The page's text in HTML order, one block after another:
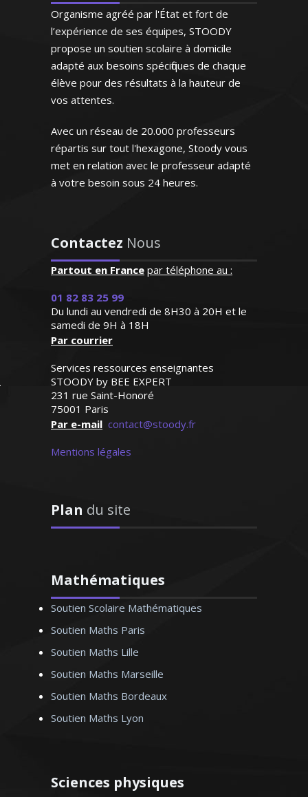
excellemment ses cours.
Bref un modèle"
Monsieur H.E (Marseille,
étudiant au supérieur)
"Le professeur STOODY a
su booster la confiance à
notre fils qui a
pied" en mathématiques
cette année. Il renouvelle
son regard sur cette
l'horizon de ses objectifs;
Ainsi fait, il s’enthousiasme
de plus en plus pour les
suivent"
Monsieur D.Z (Bordeaux, élève
contribuer à l'éducation de l’élève et à le
former en vue de lui faire aimer la
langue et la littérature française
Madame P. Anne-Marie - Professeur
de français - Nantes
et passionnée par l'enseignement, je me
rends disponible pour des cours
particuliers à domicile tous niveaux
patiente et méthodique, je suis capable
d’élever le niveau de mon élève en un
Madame W. Hélène – Professeur de
mathématiques – Bordeaux
Depuis 15 ans déjà, j’enseigne les cours
de comptabilité et gestion dans les
formations spécialisées sur mesure pour
les professionnels de la vente et du
marketing. J’aime transmettre le savoir
Organisme agréé par l'État et fort de
l’expérience de ses équipes, STOODY
propose un soutien scolaire à domicile
adapté aux besoins spécifiques de chaque
élève pour des résultats à la hauteur de
vos attentes.
Avec un réseau de 20.000 professeurs
répartis sur tout l'hexagone, Stoody vous
met en relation avec le professeur adapté
à votre besoin sous 24 heures.
Contactez Nous
Partout en France par téléphone au :
01 82 83 25 99
Du lundi au vendredi de 8H30 à 20H et le
samedi de 9H à 18H
Par courrier
Services ressources enseignantes
STOODY by BEE EXPERT
231 rue Saint-Honoré
75001 Paris
Par e-mail contact@stoody.fr
Mentions légales
Plan du site
Mathématiques
Soutien Scolaire Mathématiques
Soutien Maths Paris
Soutien Maths Lille
Soutien Maths Marseille
Soutien Maths Bordeaux
Soutien Maths Lyon
Sciences physiques